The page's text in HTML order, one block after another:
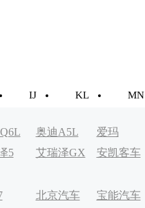
IJ KL MN
奥迪A5L 爱玛
5
艾瑞泽GX 安凯客车
北京汽车 宝能汽车